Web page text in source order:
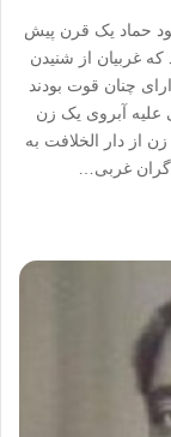
حماد یک قرن پیش
غربیان از شنیدن
چنان قوت بودند
آبروی یک زن
از دار الخلافت به
گران غربی…